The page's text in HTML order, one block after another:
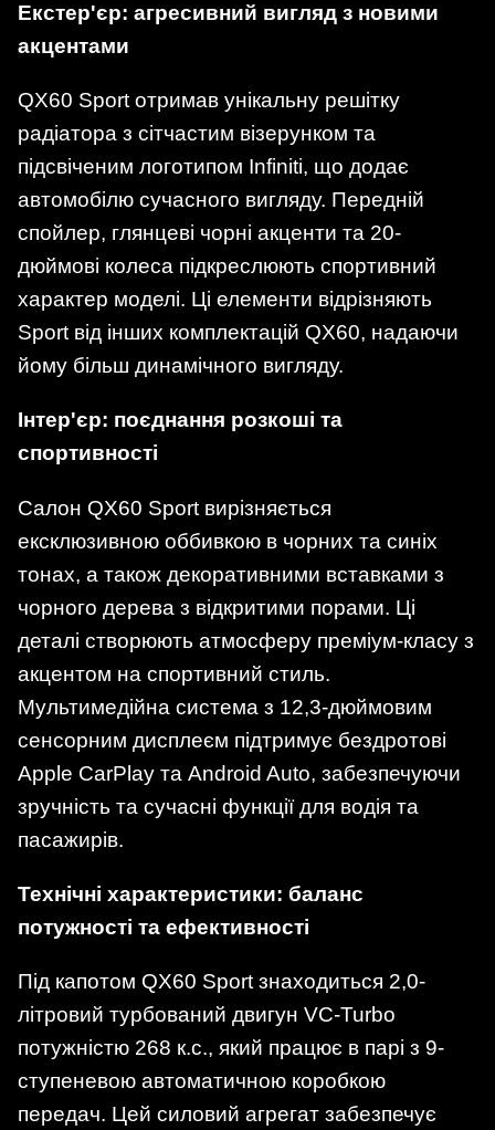
Екстер'єр: агресивний вигляд з новими
акцентами
QX60 Sport отримав унікальну решітку
радіатора з сітчастим візерунком та
підсвіченим логотипом Infiniti, що додає
автомобілю сучасного вигляду. Передній
спойлер, глянцеві чорні акценти та 20-
дюймові колеса підкреслюють спортивний
характер моделі. Ці елементи відрізняють
Sport від інших комплектацій QX60, надаючи
йому більш динамічного вигляду.
Інтер'єр: поєднання розкоші та
спортивності
Салон QX60 Sport вирізняється
ексклюзивною оббивкою в чорних та синіх
тонах, а також декоративними вставками з
чорного дерева з відкритими порами. Ці
деталі створюють атмосферу преміум-класу з
акцентом на спортивний стиль.
Мультимедійна система з 12,3-дюймовим
сенсорним дисплеєм підтримує бездротові
Apple CarPlay та Android Auto, забезпечуючи
зручність та сучасні функції для водія та
пасажирів.
Технічні характеристики: баланс
потужності та ефективності
Під капотом QX60 Sport знаходиться 2,0-
літровий турбований двигун VC-Turbo
потужністю 268 к.с., який працює в парі з 9-
ступеневою автоматичною коробкою
передач. Цей силовий агрегат забезпечує